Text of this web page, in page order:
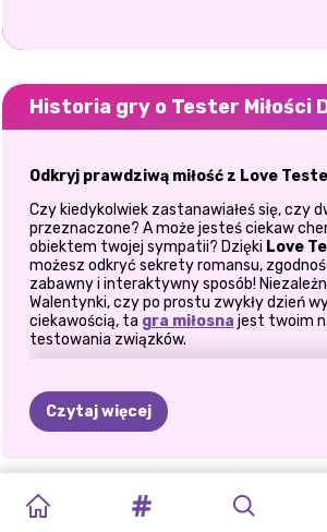
Historia gry o Tester Miłości
Odkryj prawdziwą miłość z Love
Czy kiedykolwiek zastanawiałeś się, czy
przeznaczone? A może jesteś ciekaw
obiektem twojej sympatii? Dzięki Love
możesz odkryć sekrety romansu,
zabawny i interaktywny sposób!
Walentynki, czy po prostu zwykły dzień
ciekawością, ta gra miłosna jest twoim
testowania związków.
To proste, zabawne i bardzo
wpisać imiona par, które chcesz
to nie wszystko! Ta wersja deluxe
Zgodność
: Czy wasze osobowości
Czytaj więcej
RANDKA
DOBRYM
NIESPODZIANKA
DLA
ELLIE
ZAKOCHANA
IMPREZA
WALENTYNKOWA
BAJKA
KONTRA